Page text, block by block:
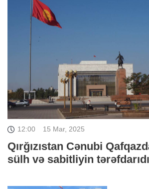
12:00 15 Mar, 2025
Qırğızıstan Cənubi
sülh və sabitliyin